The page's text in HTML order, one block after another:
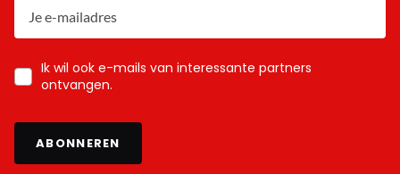
Ik wil ook e-mails van interessante partners
ontvangen.
ABONNEREN